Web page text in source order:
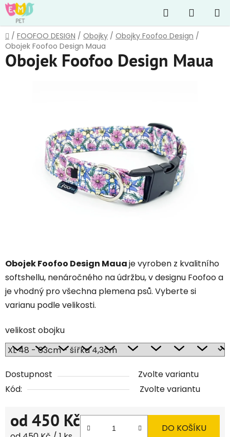
Přejít
na
obsah
Hledat
KOŠÍK
Domů
/ FOOFOO DESIGN / Obojky / Obojky Foofoo Design /
Obojek Foofoo Design Maua
Obojek Foofoo Design Mauaje vyroben z kvalitního
softshellu, nenáročného na údržbu, v designu Foofoo a
je vhodný pro všechna plemena psů. Vyberte si
varianu podle velikosti.
velikost obojku
Dostupnost
Zvolte variantu
Kód:
Zvolte variantu
od 450 Kč DO KOŠÍKU
Obojek Foofoo Design Maua